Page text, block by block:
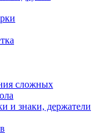
сложных
и знаки, держатели